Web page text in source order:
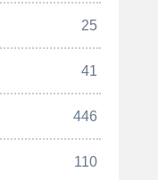
25
41
446
110